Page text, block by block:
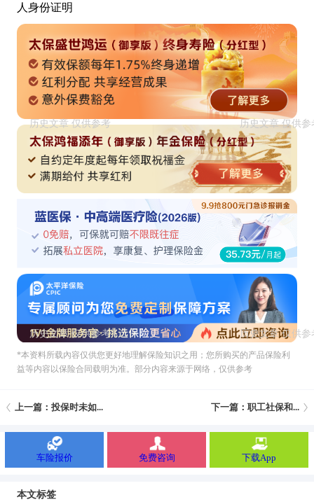
人身份证明
*本资料所载內容仅供您更好地理解保险知识之用；您所购买的产品保险利
益等内容以保险合同载明为准。部分内容来源于网络，仅供参考
上一篇：投保时未如... 下一篇：职工社保和...
车险报价 免费咨询 下载App
本文标签